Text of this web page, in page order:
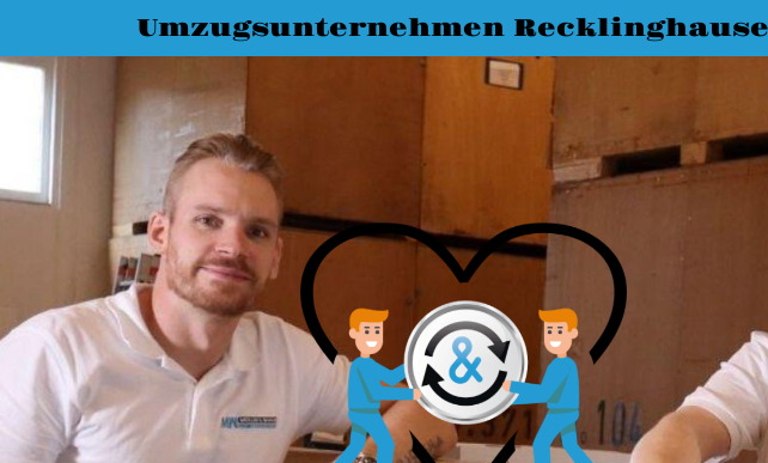
Umzugsunternehmen